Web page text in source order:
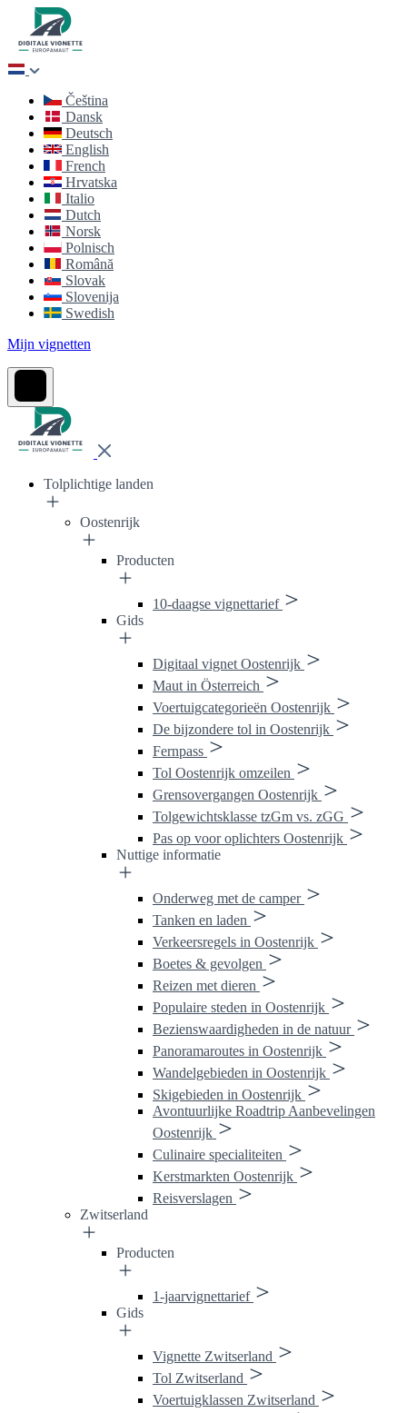
Čeština
Dansk
Deutsch
English
French
Hrvatska
Italio
Dutch
Norsk
Polnisch
Română
Slovak
Slovenija
Swedish
Mijn vignetten
Tolplichtige landen
Oostenrijk
Producten
10-daagse vignettarief
Gids
Digitaal vignet Oostenrijk
Maut in Österreich
Voertuigcategorieën Oostenrijk
De bijzondere tol in Oostenrijk
Fernpass
Tol Oostenrijk omzeilen
Grensovergangen Oostenrijk
Tolgewichtsklasse tzGm vs. zGG
Pas op voor oplichters Oostenrijk
Nuttige informatie
Onderweg met de camper
Tanken en laden
Verkeersregels in Oostenrijk
Boetes & gevolgen
Reizen met dieren
Populaire steden in Oostenrijk
Bezienswaardigheden in de natuur
Panoramaroutes in Oostenrijk
Wandelgebieden in Oostenrijk
Skigebieden in Oostenrijk
Avontuurlijke Roadtrip Aanbevelingen
Oostenrijk
Culinaire specialiteiten
Kerstmarkten Oostenrijk
Reisverslagen
Zwitserland
Producten
1-jaarvignettarief
Gids
Vignette Zwitserland
Tol Zwitserland
Voertuigklassen Zwitserland